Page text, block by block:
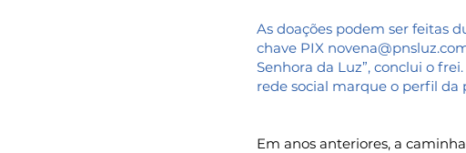
As doações podem ser feitas
chave PIX
Senhora da Luz”, conclui o
rede social marque o perfil da
Em anos anteriores, a